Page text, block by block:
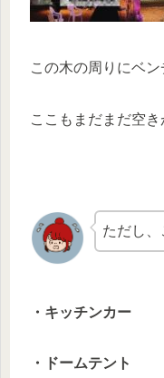
この木の周りにベ
ここもまだまだ空
ただし
・キッチンカー
・ドームテント